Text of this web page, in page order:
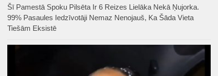
Šī Pamestā Spoku Pilsēta Ir 6 Reizes Lielāka Nekā Ņujorka.
99% Pasaules Iedzīvotāji Nemaz Nenojauš, Ka Šāda Vieta
Tiešām Eksistē